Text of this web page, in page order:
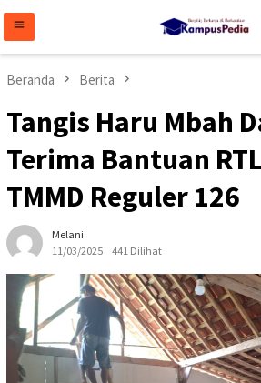
konten
Beranda Berita
Tangis Haru Mbah
Terima Bantuan
TMMD Reguler 126
Melani
11/03/2025
441 Dilihat